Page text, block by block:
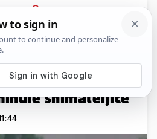
PRIJAVA
Show Komentari
grlio supruga
snimateljice